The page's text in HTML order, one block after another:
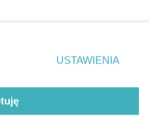
Youtube.com
ustawień prywatności
rogu strony
. Niektóre
się takiemu
miały zastosowania tylko
USTAWIENIA